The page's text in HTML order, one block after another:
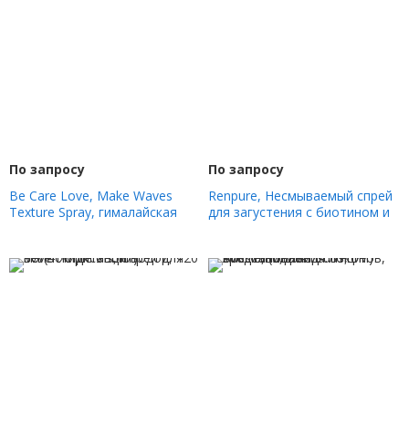
По запросу
Be Care Love, Make Waves
Texture Spray, гималайская
По запросу
Renpure, Несмываемый спрей
для загустения с биотином и